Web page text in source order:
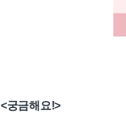
<궁금해요!>